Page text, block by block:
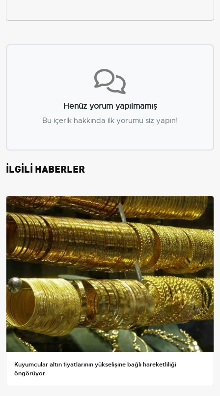
Henüz yorum yapılmamış
Bu içerik hakkında ilk yorumu siz yapın!
İLGİLİ HABERLER
Kuyumcular altın fiyatlarının yükselişine bağlı hareketliliği
öngörüyor